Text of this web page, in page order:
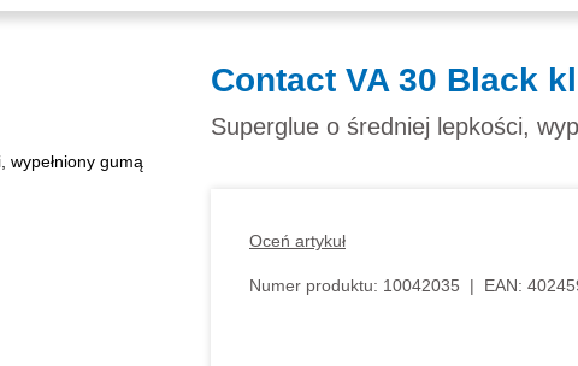
Contact VA 30 Black
Superglue o średniej lepkości,
Oceń artykuł
Numer produktu: 10042035 | EAN: